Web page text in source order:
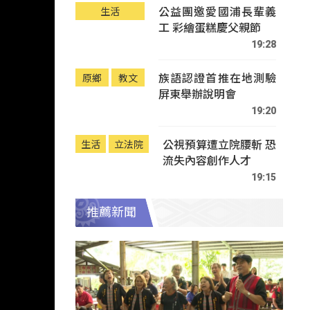
生活
公益團邀愛國浦長輩義
工 彩繪蛋糕慶父親節
19:28
原鄉 教文
族語認證首推在地測驗
屏東舉辦說明會
19:20
生活 立法院
公視預算遭立院腰斬 恐
流失內容創作人才
19:15
推薦新聞